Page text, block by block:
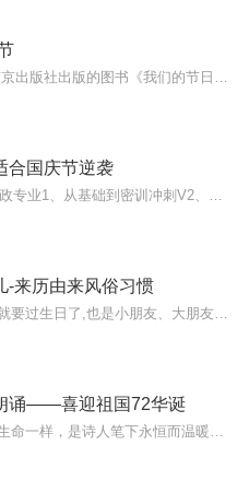
合国庆节逆袭
-来历由来风俗习惯
诵——喜迎祖国72华诞